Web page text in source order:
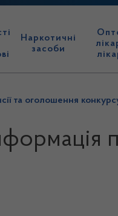
Наркотичні
засоби
та оголошення